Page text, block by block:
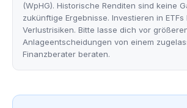
(WpHG). Historische Renditen sind keine
zukünftige Ergebnisse. Investieren in ETFs
Verlustrisiken. Bitte lasse dich vor
Anlageentscheidungen von einem
Finanzberater beraten.